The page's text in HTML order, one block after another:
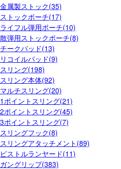
金属製ストック(35)
ストックポーチ(17)
ライフル弾用ポーチ(10)
散弾用ストックポーチ(8)
チークパッド(13)
リコイルパッド(9)
スリング(198)
スリング本体(92)
マルチスリング(20)
1ポイントスリング(21)
2ポイントスリング(45)
3ポイントスリング(7)
スリングフック(8)
スリングアタッチメント(89)
ピストルランヤード(11)
ガングリップ(383)